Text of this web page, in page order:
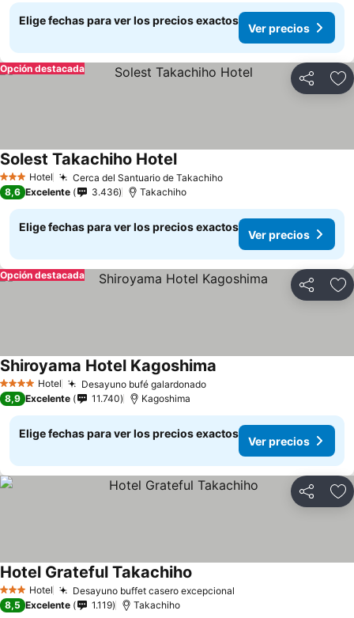
Elige fechas para ver los precios exactos
Ver precios
Compartir
Opción destacada
3 Estrellas
Hotel Cerca del Santuario de TakachihoVer precios
Solest Takachiho HotelVer precios
8,6 Excelente 3.436 Takachiho
Elige fechas para ver los precios exactos
Ver precios
Compartir
Opción destacada
4 EstrellasHotel Desayuno bufé galardonadoVer precios
Shiroyama Hotel Kagoshima
8,9 Excelente 11.740 Kagoshima
Elige fechas para ver los precios exactos
Ver precios
Compartir
3 Estrellas
Hotel Desayuno buffet casero excepcional
Hotel Grateful Takachiho
8,5 Excelente 1.119 Takachiho